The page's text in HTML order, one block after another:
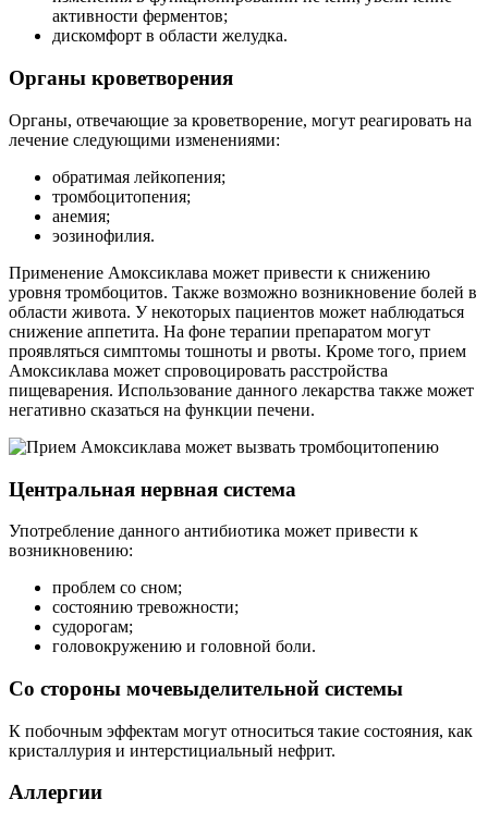
активности ферментов;
дискомфорт в области желудка.
Органы кроветворения
Органы, отвечающие за кроветворение, могут реагировать на
лечение следующими изменениями:
обратимая лейкопения;
тромбоцитопения;
анемия;
эозинофилия.
Применение Амоксиклава может привести к снижению
уровня тромбоцитов. Также возможно возникновение болей в
области живота. У некоторых пациентов может наблюдаться
снижение аппетита. На фоне терапии препаратом могут
проявляться симптомы тошноты и рвоты. Кроме того, прием
Амоксиклава может спровоцировать расстройства
пищеварения. Использование данного лекарства также может
негативно сказаться на функции печени.
Центральная нервная система
Употребление данного антибиотика может привести к
возникновению:
проблем со сном;
состоянию тревожности;
судорогам;
головокружению и головной боли.
Со стороны мочевыделительной системы
К побочным эффектам могут относиться такие состояния, как
кристаллурия и интерстициальный нефрит.
Аллергии